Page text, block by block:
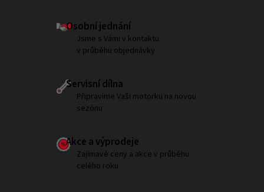
Osobní jednání
Jsme s Vámi v kontaktu
v průběhu objednávky
Servisní dílna
Připravíme Vaši motorku na novou
sezónu
Akce a výprodeje
Zajímavé ceny a akce v průběhu
celého roku